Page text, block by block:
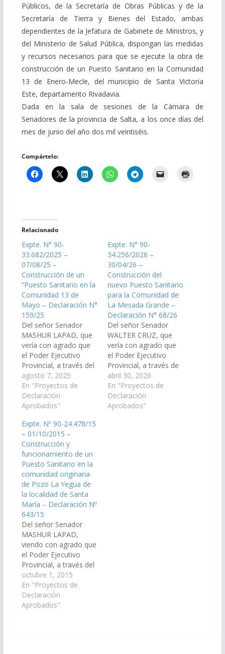
Públicos, de la Secretaría de Obras Públicas y de la
Secretaría de Tierra y Bienes del Estado, ambas
dependientes de la Jefatura de Gabinete de Ministros, y
del Ministerio de Salud Pública, dispongan las medidas
y recursos necesarios para que se ejecute la obra de
construcción de un Puesto Sanitario en la Comunidad
13 de Enero-Mecle, del municipio de Santa Victoria
Este, departamento Rivadavia.
Dada en la sala de sesiones de la Cámara de
Senadores de la provincia de Salta, a los once días del
mes de junio del año dos mil veintiséis.
Compártelo:
Relacionado
Expte. N° 90-
33.682/2025 –
07/08/25 –
Construcción de un
“Puesto Sanitario en la
Comunidad 13 de
Mayo – Declaración N°
159/25
Del señor Senador
MASHUR LAPAD, que
vería con agrado que
el Poder Ejecutivo
Provincial, a través del
Ministerio de
Economía y Servicios
Públicos; de la
Secretaria de Tierra y
Ministerio de
Infraestructura y
Ministerio de Salud
Pública, disponga las
medidas y recuersos
necesarios para la
construccón y…
agosto 7, 2025
En "Proyectos de
Declaración
Aprobados"
Expte. N° 90-
34.256/2026 –
30/04/26 –
Construcción del
nuevo Puesto Sanitario
para la Comunidad de
La Mesada Grande –
Declaración N° 68/26
Del señor Senador
WALTER CRUZ, que
vería con agrado que
el Poder Ejecutivo
Provincial, a través de
la Secretaría de Obras
Públicas dependiente
de la Jefatura de
Gabinete de Ministros,
abril 30, 2026
En "Proyectos de
Declaración
Aprobados"
Expte. Nº 90-24.478/15
– 01/10/2015 –
Construcción y
funcionamiento de un
Puesto Sanitario en la
comunidad originaria
de Pozo La Yegua de
la localidad de Santa
María – Declaración Nº
643/15
Del señor Senador
MASHUR LAPAD,
viendo con agrado que
el Poder Ejecutivo
Provincial, a través del
ministerio de
Economía,
Infraestructura y
Servicios Públicos,
octubre 1, 2015
En "Proyectos de
Declaración
Aprobados"